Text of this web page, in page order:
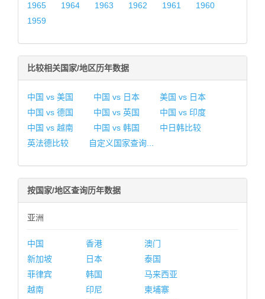
1965
1964 1963 1962 1961
1960
1959
比较相关国家/地区历年数据
中国 vs 美国 中国 vs 日本
美国 vs 日本
中国 vs 德国
中国 vs 英国
中国 vs 印度
中国 vs 越南
中国 vs 韩国
中日韩比较
英法德比较
自定义国家查询...
按国家/地区查询历年数据
亚洲
中国 香港
澳门
新加坡
日本
泰国
菲律宾
韩国
马来西亚
越南
印尼
柬埔寨